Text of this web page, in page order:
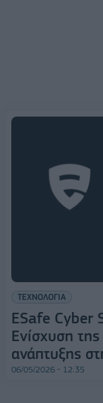
ΤΕΧΝΟΛΟΓΙΑ
ESafe Cyber
Ενίσχυση
ανάπτυξης
06/05/2026 - 12:35